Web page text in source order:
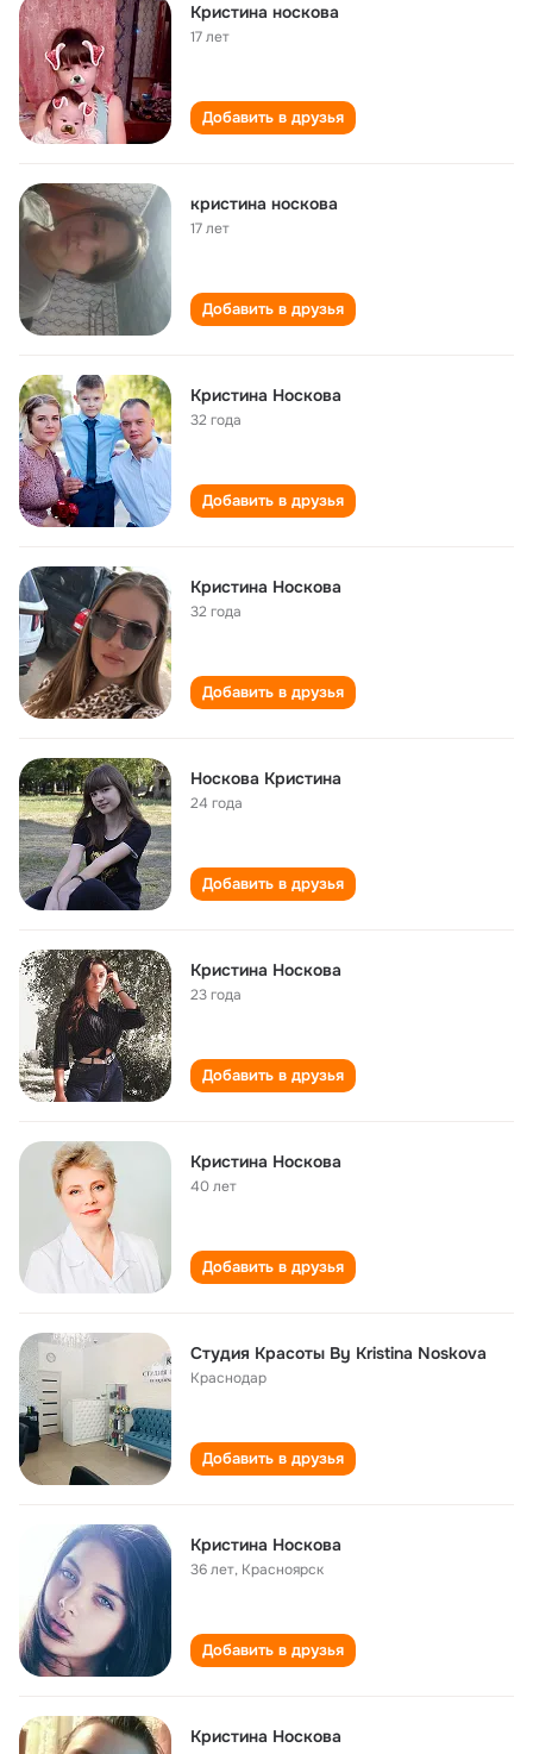
Кристина носкова
17 лет
Добавить в друзья
кристина носкова
17 лет
Добавить в друзья
Кристина Носкова
32 года
Добавить в друзья
Кристина Носкова
32 года
Добавить в друзья
Носкова Кристина
24 года
Добавить в друзья
Кристина Носкова
23 года
Добавить в друзья
Кристина Носковa
40 лет
Добавить в друзья
Студия Красоты By Kristina Noskova
Краснодар
Добавить в друзья
Кристина Носкова
36 лет, Красноярск
Добавить в друзья
Кристина Носкова